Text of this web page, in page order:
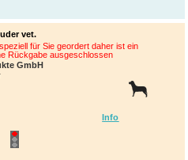
Info
vet.
für Sie geordert daher ist ein
Rückgabe ausgeschlossen
GmbH